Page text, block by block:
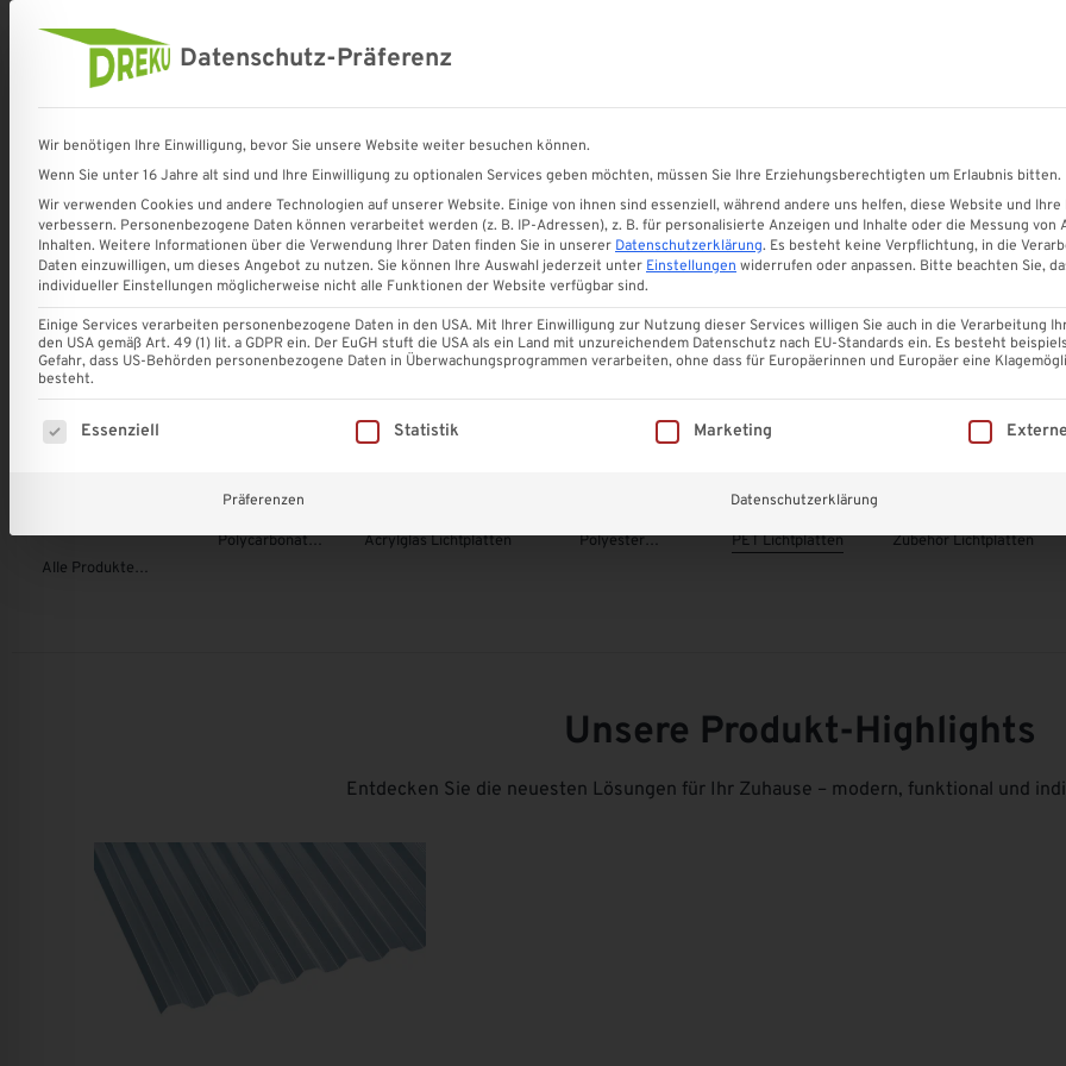
GmbH
Terrassenüberdachungen
und
Sonnenschutzsysteme
VSG-
Glas
Gasschiebewände
Stegplatten
Sonnenschutz
Carports
Terrassenüberdachungen und Sonnenschutzsysteme
Mehr erfahren
Mehr erfahren
Fassadenprofile
Mehr erfahren
Mehr
Sonnenschutz
Sonstiges
Shop Terrassenüberdachungen Sonnenschutz für Ihre Terrasse Glasschiebewände Eindeckung
Startseite»Eindeckung»Lichtplatten»PET Lichtplatten
ALLE
Alle Produkte
Polycarbonat
Acrylglas Lichtplatten
Polyester
PET Lichtplatten Zubehör Lichtplatten
Unsere Produkt-Highlights
Entdecken Sie die neuesten Lösungen für Ihr Zuhause – modern, funktional und
Datenschutz-Präferenz
Wir benötigen Ihre Einwilligung, bevor Sie unsere Website weiter besuchen können.
Wenn Sie unter 16 Jahre alt sind und Ihre Einwilligung zu optionalen Services geben möchten, müssen Sie Ihre Erziehungsberechtigten um Erlaubnis bitten.
Wir verwenden Cookies und andere Technologien auf unserer Website. Einige von ihnen sind essenziell, während andere uns helfen, diese Website und Ihre
verbessern. Personenbezogene Daten können verarbeitet werden (z. B. IP-Adressen), z. B. für personalisierte Anzeigen und Inhalte oder die Messung von
Inhalten. Weitere Informationen über die Verwendung Ihrer Daten finden Sie in unserer Datenschutzerklärung. Es besteht keine Verpflichtung, in die
Daten einzuwilligen, um dieses Angebot zu nutzen. Sie können Ihre Auswahl jederzeit unter Einstellungen widerrufen oder anpassen. Bitte beachten Sie,
individueller Einstellungen möglicherweise nicht alle Funktionen der Website verfügbar sind.
Einige Services verarbeiten personenbezogene Daten in den USA. Mit Ihrer Einwilligung zur Nutzung dieser Services willigen Sie auch in die Verarbeitung
den USA gemäß Art. 49 (1) lit. a GDPR ein. Der EuGH stuft die USA als ein Land mit unzureichendem Datenschutz nach EU-Standards ein. Es besteht
Gefahr, dass US-Behörden personenbezogene Daten in Überwachungsprogrammen verarbeiten, ohne dass für Europäerinnen und Europäer eine
besteht.
Es folgt eine Liste der Service-Gruppen, für die eine Einwilligung erteilt werden kann. Die erste Service-Gruppe ist
Essenziell Statistik Marketing
Präferenzen Datenschutzerklärung